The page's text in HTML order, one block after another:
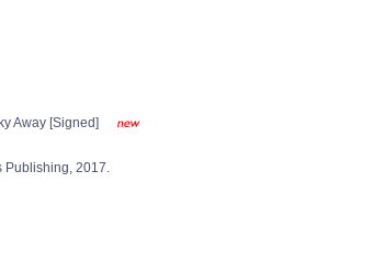
Away [Signed]
Publishing, 2017.